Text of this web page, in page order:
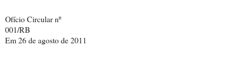
Ofício Circular nº
001/RB
Em 26 de agosto de 2011